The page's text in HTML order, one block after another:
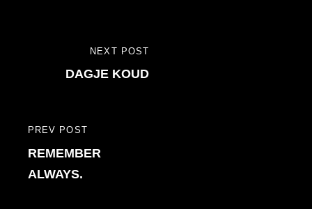
navigatie
PREVIOUS
POST
PREV POST
REMEMBER
ALWAYS.
NEXT POST
DAGJE KOUD